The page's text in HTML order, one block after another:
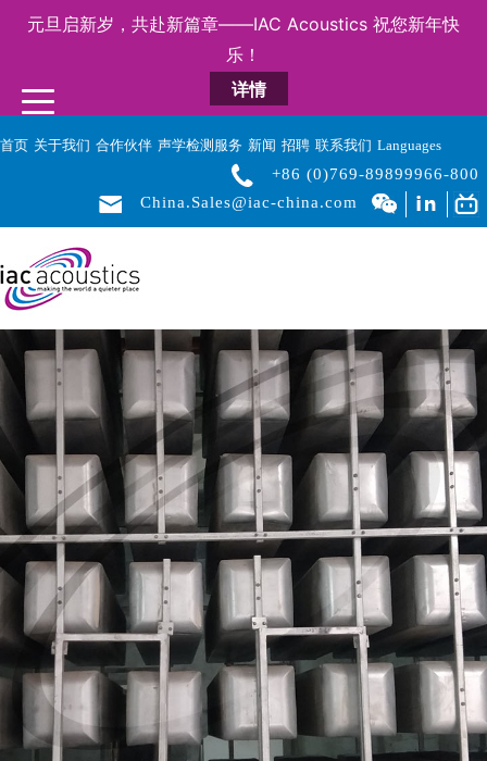
元旦启新岁，共赴新篇章——IAC Acoustics 祝您新年快
乐！
详情
首页 关于我们 合作伙伴 声学检测服务 新闻 招聘 联系我们 Languages
+86 (0)769-89899966-800
China.Sales@iac-china.com